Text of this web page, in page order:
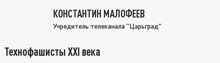
КОНСТАНТИН МАЛОФЕЕВ
Учредитель телеканала "Царьград"
Технофашисты XXI века